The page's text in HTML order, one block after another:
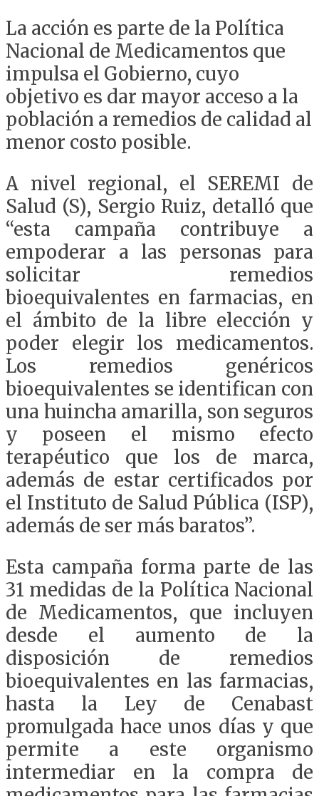
La acción es parte de la Política
Nacional de Medicamentos que
impulsa el Gobierno, cuyo
objetivo es dar mayor acceso a la
población a remedios de calidad al
menor costo posible.
A nivel regional, el SEREMI de
Salud (S), Sergio Ruiz, detalló que
“esta campaña contribuye a
empoderar a las personas para
solicitar remedios
bioequivalentes en farmacias, en
el ámbito de la libre elección y
poder elegir los medicamentos.
Los remedios genéricos
bioequivalentes se identifican con
una huincha amarilla, son seguros
y poseen el mismo efecto
terapéutico que los de marca,
además de estar certificados por
el Instituto de Salud Pública (ISP),
además de ser más baratos”.
Esta campaña forma parte de las
31 medidas de la Política Nacional
de Medicamentos, que incluyen
desde el aumento de la
disposición de remedios
bioequivalentes en las farmacias,
hasta la Ley de Cenabast
promulgada hace unos días y que
permite a este organismo
intermediar en la compra de